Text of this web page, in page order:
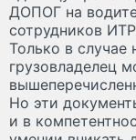
ДОПОГ на
сотрудников
Только в случае
грузовладелец
Но эти
и в